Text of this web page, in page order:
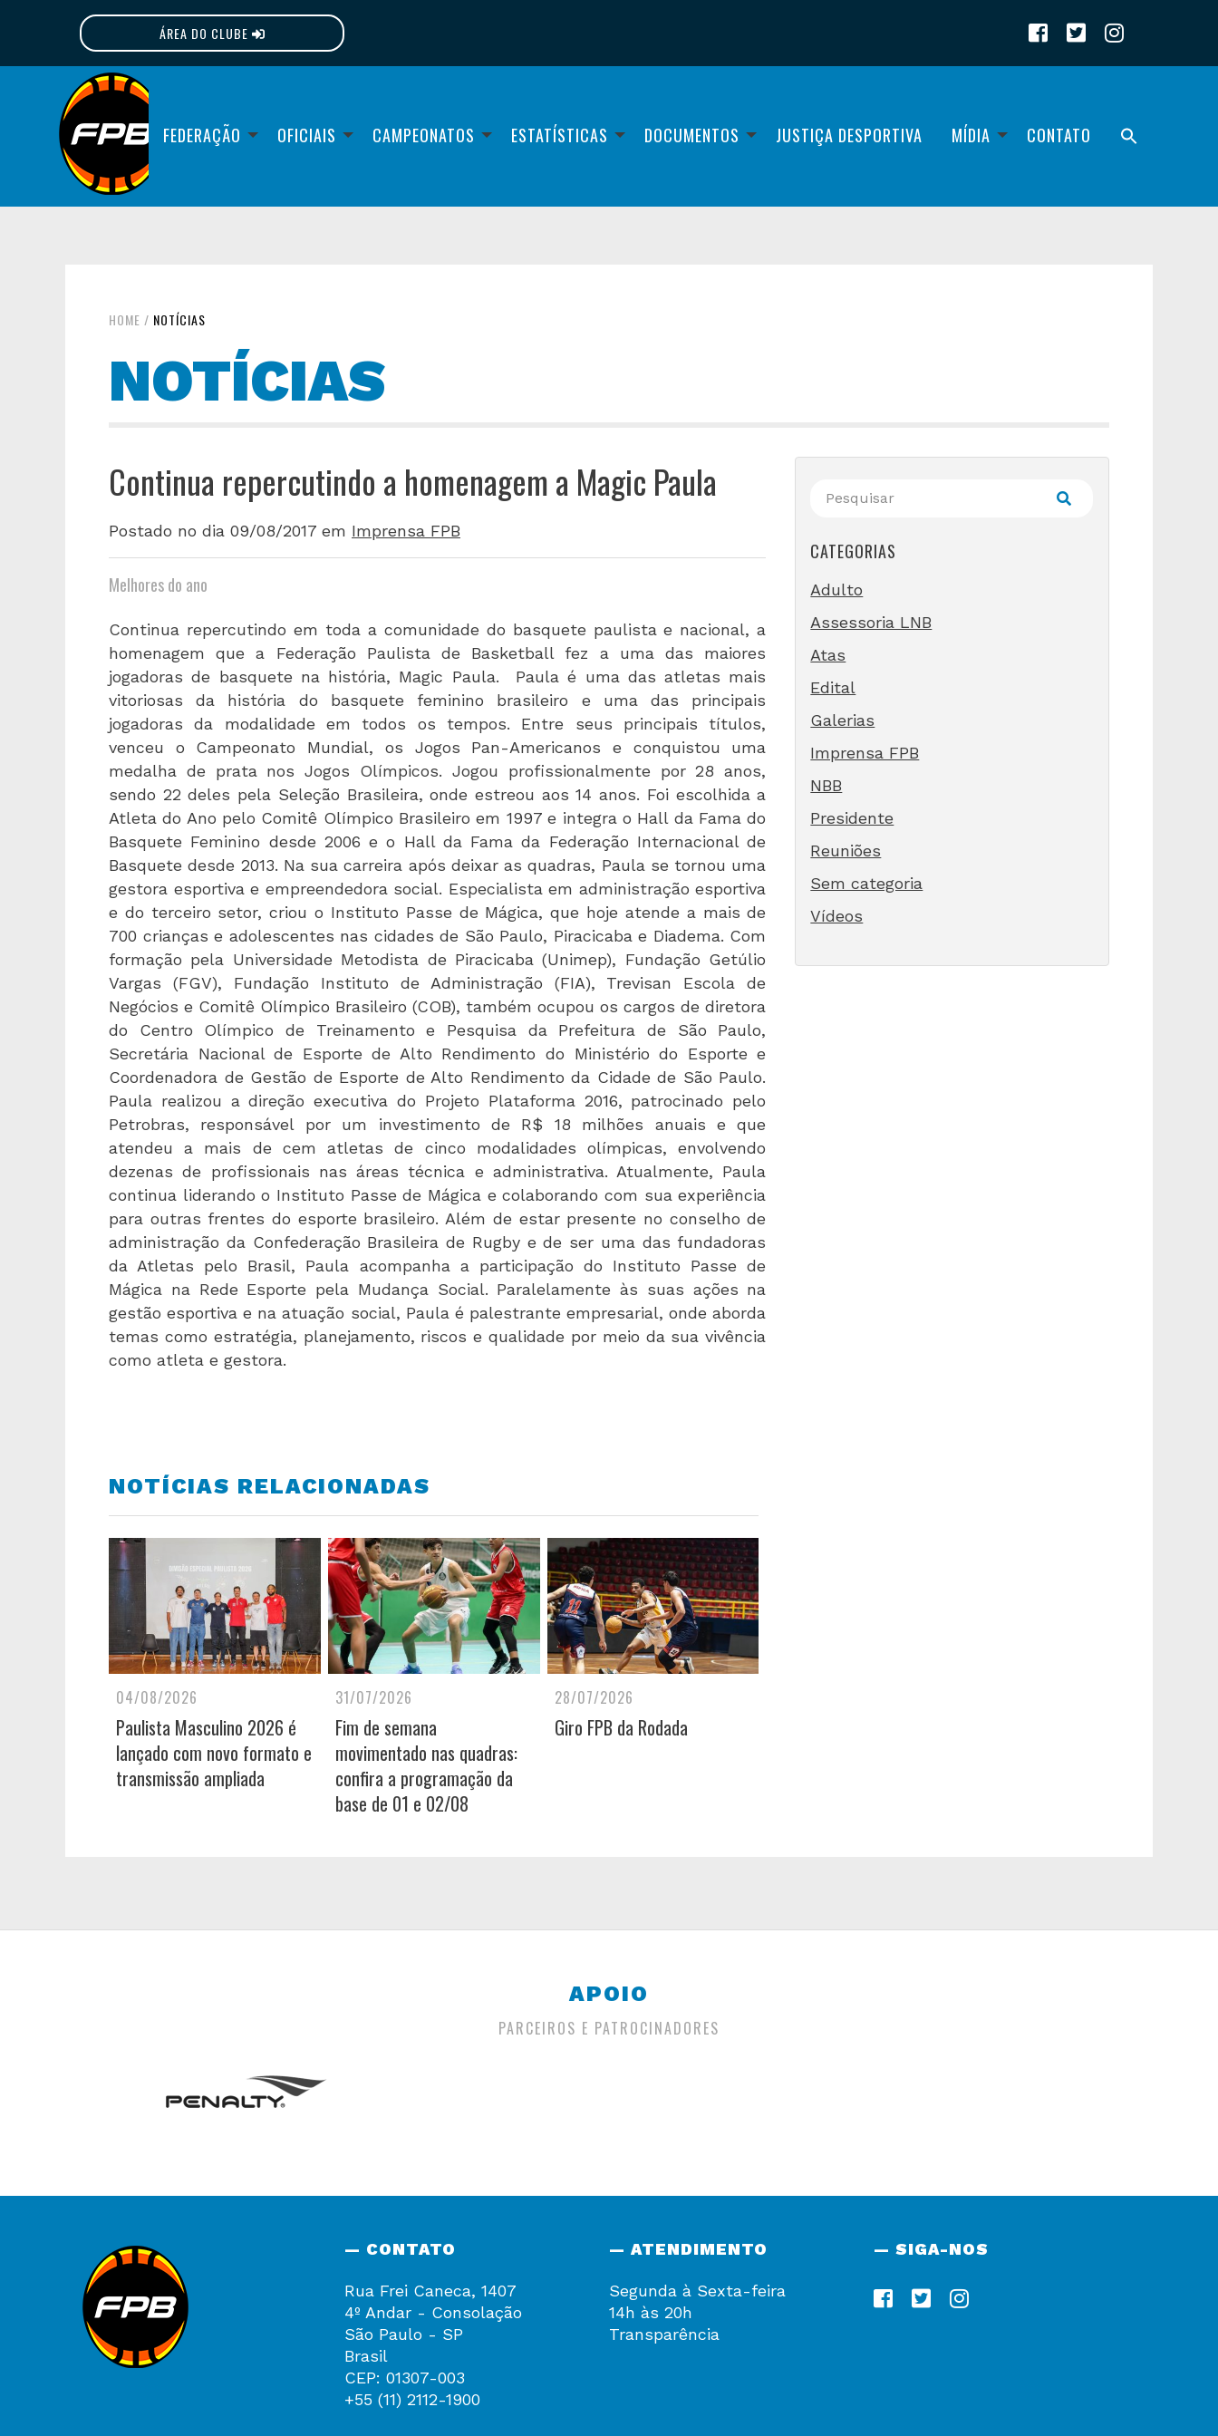
ÁREA DO CLUBE
FEDERAÇÃO OFICIAIS CAMPEONATOS ESTATÍSTICAS DOCUMENTOS JUSTIÇA DESPORTIVA MÍDIA CONTATO
HOME / NOTÍCIAS
NOTÍCIAS
Continua repercutindo a homenagem a Magic Paula
Postado no dia 09/08/2017 em Imprensa FPB
Melhores do ano
Continua repercutindo em toda a comunidade do basquete paulista e nacional, a
homenagem que a Federação Paulista de Basketball fez a uma das maiores
jogadoras de basquete na história, Magic Paula. Paula é uma das atletas mais
vitoriosas da história do basquete feminino brasileiro e uma das principais
jogadoras da modalidade em todos os tempos. Entre seus principais títulos,
venceu o Campeonato Mundial, os Jogos Pan-Americanos e conquistou uma
medalha de prata nos Jogos Olímpicos. Jogou profissionalmente por 28 anos,
sendo 22 deles pela Seleção Brasileira, onde estreou aos 14 anos. Foi escolhida a
Atleta do Ano pelo Comitê Olímpico Brasileiro em 1997 e integra o Hall da Fama do
Basquete Feminino desde 2006 e o Hall da Fama da Federação Internacional de
Basquete desde 2013. Na sua carreira após deixar as quadras, Paula se tornou uma
gestora esportiva e empreendedora social. Especialista em administração esportiva
e do terceiro setor, criou o Instituto Passe de Mágica, que hoje atende a mais de
700 crianças e adolescentes nas cidades de São Paulo, Piracicaba e Diadema. Com
formação pela Universidade Metodista de Piracicaba (Unimep), Fundação Getúlio
Vargas (FGV), Fundação Instituto de Administração (FIA), Trevisan Escola de
Negócios e Comitê Olímpico Brasileiro (COB), também ocupou os cargos de diretora
do Centro Olímpico de Treinamento e Pesquisa da Prefeitura de São Paulo,
Secretária Nacional de Esporte de Alto Rendimento do Ministério do Esporte e
Coordenadora de Gestão de Esporte de Alto Rendimento da Cidade de São Paulo.
Paula realizou a direção executiva do Projeto Plataforma 2016, patrocinado pelo
Petrobras, responsável por um investimento de R$ 18 milhões anuais e que
atendeu a mais de cem atletas de cinco modalidades olímpicas, envolvendo
dezenas de profissionais nas áreas técnica e administrativa. Atualmente, Paula
continua liderando o Instituto Passe de Mágica e colaborando com sua experiência
para outras frentes do esporte brasileiro. Além de estar presente no conselho de
administração da Confederação Brasileira de Rugby e de ser uma das fundadoras
da Atletas pelo Brasil, Paula acompanha a participação do Instituto Passe de
Mágica na Rede Esporte pela Mudança Social. Paralelamente às suas ações na
gestão esportiva e na atuação social, Paula é palestrante empresarial, onde aborda
temas como estratégia, planejamento, riscos e qualidade por meio da sua vivência
como atleta e gestora.
NOTÍCIAS RELACIONADAS
04/08/2026
Paulista Masculino 2026 é
lançado com novo formato e
transmissão ampliada
31/07/2026
Fim de semana
movimentado nas quadras:
confira a programação da
base de 01 e 02/08
28/07/2026
Giro FPB da Rodada
CATEGORIAS
Adulto
Assessoria LNB
Atas
Edital
Galerias
Imprensa FPB
NBB
Presidente
Reuniões
Sem categoria
Vídeos
APOIO
PARCEIROS E PATROCINADORES
— CONTATO
Rua Frei Caneca, 1407
4º Andar - Consolação
São Paulo - SP
Brasil
CEP: 01307-003
+55 (11) 2112-1900
— ATENDIMENTO
Segunda à Sexta-feira
14h às 20h
Transparência
— SIGA-NOS